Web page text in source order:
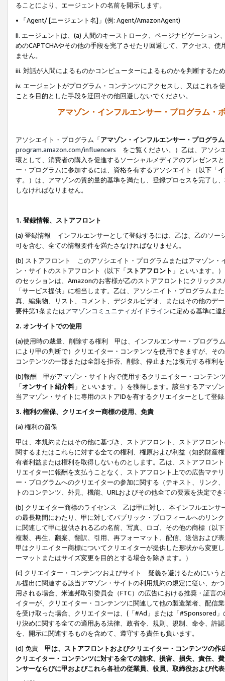
ることにより、エージェントの名前を開示します。
• 「Agent/ [エージェント名]」(例: Agent/AmazonAgent)
ii. エージェントは、(a) 人間のキーストローク、ページナビゲーショ
めのCAPTCHAやその他の手段を完了させたり回避して、アクセス、
ません。
iii. 対話が人間によるものかコンピューターによるものかを判断するた
iv. エージェントがプログラム・コンテンツにアクセスし、又はこれ
ことを目的とした手段を迂回その他回避しないでください。
アマゾン・インフルエンサー・プログラム・
アソシエイト・プログラム「アマゾン・インフルエンサー・プログラム
program.amazon.com/influencers をご覧ください。）乙は、アソシ
環として、消費者の購入を促進するソーシャルメディアのプレゼンス
ー・プログラムに参加するには、資格を有するアソシエイト（以下「
す。）は、アマゾンの質的量的基準を満たし、登録プロセスを完了し、
しなければなりません。
1. 登録情報、ストアフロント
(a) 登録情報 インフルエンサーとして登録するには、乙は、乙のソー
可を含む、全ての情報要件を満たさなければなりません。
(b) ストアフロント このアソシエイト・プログラムまたはアマゾン・
ン・サイトのストアフロント（以下「ストアフロント 」といいます。
のセッションは、Amazonのお客様が乙のストアフロントにクリック
「サービス提供」に相当します。乙は、アソシエイト・プログラム
真、編集物、リスト、コメント、デジタルビデオ、またはその他のデ
要件第1条またはアマゾンコミュニティガイドラインに定める基準に違
2. オンサイトでの使用
(a)使用時の裁量、削除する権利 甲は、インフルエンサー・プログラ
により甲の判断で）クリエイター・コンテンツを使用できますが、そ
コンテンツの一部または全部を拒否、削除、停止または復元する権利
(b)報酬 甲がアマゾン・サイト内で使用するクリエイター・コンテン
「オンサイト紹介料」といいます。）を獲得します。該当するアマゾ
当アマゾン・サイトに専用のストアIDを有するクリエイターとして登
3. 権利の留保、クリエイター商標の使用、免責
(a) 権利の留保
甲は、本規約またはその他に基づき、ストアフロント、ストアフロン
関するまたはこれらに対する全ての権利、権原および利益（知的財産
有者利益または権利を取得しないものとします。乙は、ストアフロン
リエイターに報酬を支払うことなく、ストアフロント上での広告マテ
ー・プログラムへのクリエイターの参加に関する（テキスト、リンク
トのコンテンツ、外見、機能、URLおよびその他全ての要素を決定で
(b) クリエイター商標のライセンス 乙は甲に対し、本インフルエンサ
の最長期間にわたり、甲に対してパブリック・プロフィールへのリン
に関連して甲に提供される乙の名前、写真、ロゴ、その他の商標（以
複製、再生、翻案、翻訳、引用、再フォーマット、配信、送信および
甲はクリエイター商標についてクリエイターが提供した形状から変更
ーマットまたはサイズ変更を目的とする場合を除きます。）
(c) クリエイター・コンテンツおよびサイト 疑義を避けるためにいう
ル提出に関連する該当アマゾン・サイトの利用規約の規定に従い、か
用される場合、米連邦取引委員会（FTC）の広告における推奨・証言
イターが、クリエイター・コンテンツに関連して他の製造業者、配信
を受け取った場合、クリエイターは、(「#Ad」または「#Sponsored
り決めに関する全ての適用ある法律、政省令、規則、規制、命令、許
を、開示に関連するものを含めて、遵守する責任も負います。
(d) 免責 甲は、ストアフロントおよびクリエイター・コンテンツの
クリエイター・コンテンツに対する全ての請求、損害、損失、責任、
ンサーならびに甲およびこれら各社の従業員、役員、取締役および代